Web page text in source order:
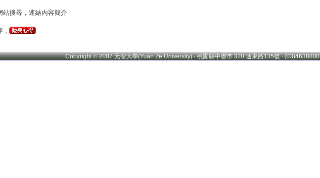
站搜尋，連結內容簡介
Copyright © 2007 元智大學(Yuan Ze University) ‧ 桃園縣中壢市 320 遠東路135號 ‧ (03)4638800